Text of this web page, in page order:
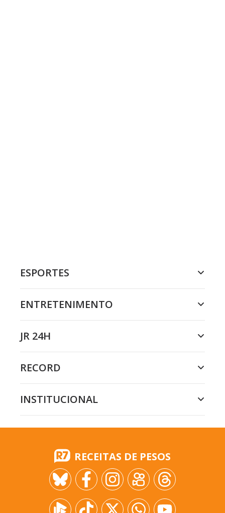
ESPORTES
ENTRETENIMENTO
JR 24H
RECORD
INSTITUCIONAL
RECEITAS DE PESOS